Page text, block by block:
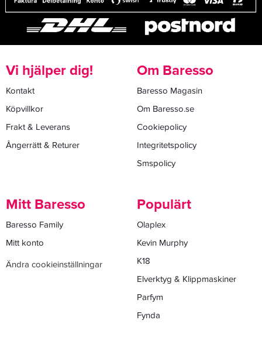
Vi hjälper dig!
Kontakt
Köpvillkor
Frakt & Leverans
Ångerrätt & Returer
Om Baresso
Baresso Magasin
Om Baresso.se
Cookiepolicy
Integritetspolicy
Smspolicy
Mitt Baresso
Baresso Family
Mitt konto
Ändra cookieinställningar
Populärt
Olaplex
Kevin Murphy
K18
Elverktyg & Klippmaskiner
Parfym
Fynda